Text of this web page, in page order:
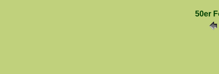
50er